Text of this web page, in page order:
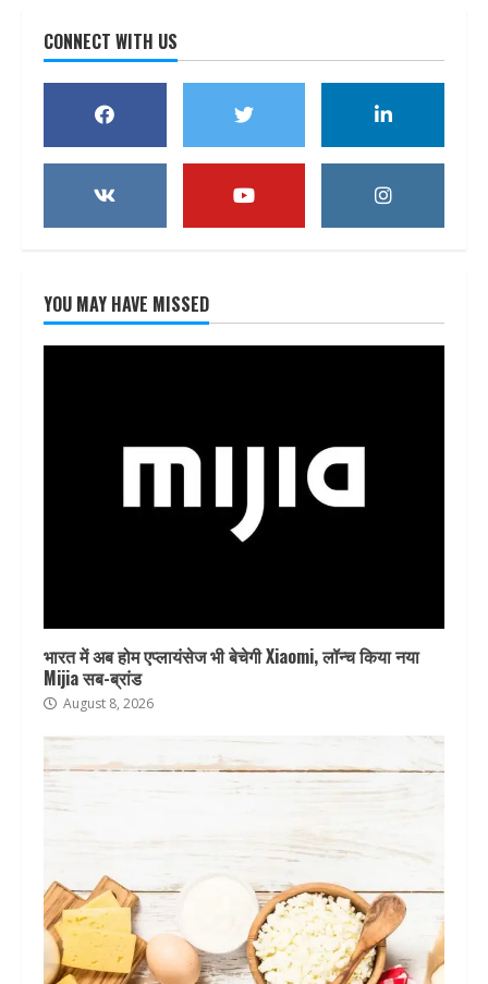
CONNECT WITH US
YOU MAY HAVE MISSED
भारत में अब होम एप्लायंसेज भी बेचेगी Xiaomi, लॉन्च किया नया
Mijia सब-ब्रांड
August 8, 2026